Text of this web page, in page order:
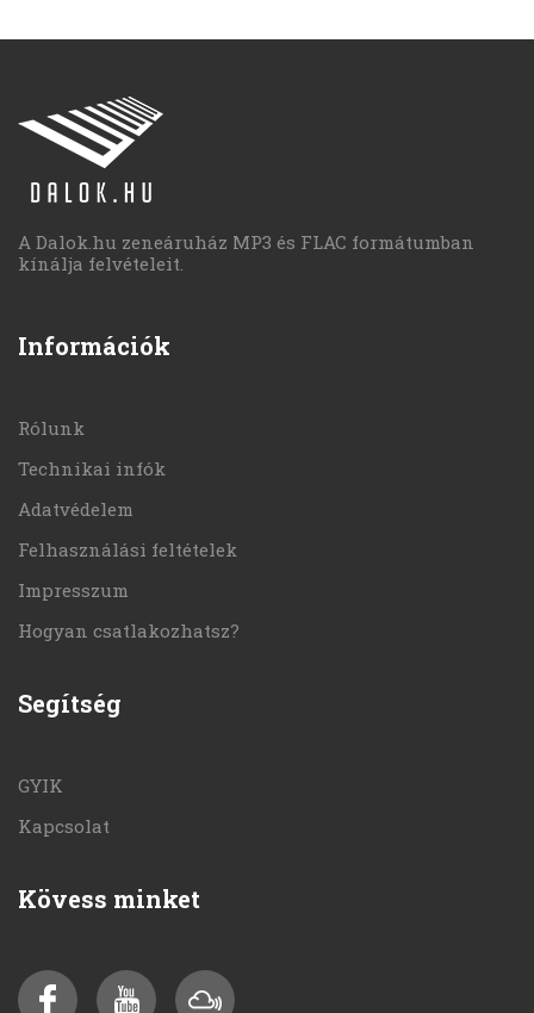
A Dalok.hu zeneáruház MP3 és FLAC formátumban
kínálja felvételeit.
Információk
Rólunk
Technikai infók
Adatvédelem
Felhasználási feltételek
Impresszum
Hogyan csatlakozhatsz?
Segítség
GYIK
Kapcsolat
Kövess minket